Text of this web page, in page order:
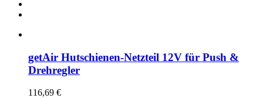
getAir Hutschienen-Netzteil 12V für Push &
Drehregler
116,69 €